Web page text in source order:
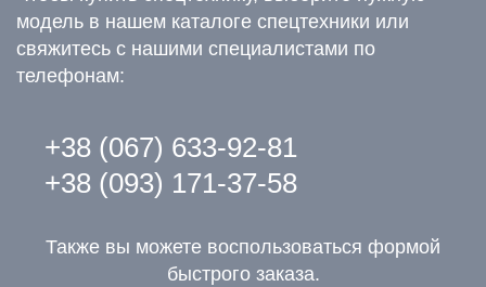
модель в нашем каталоге спецтехники или
свяжитесь с нашими специалистами по
телефонам:
+38 (067) 633-92-81
+38 (093) 171-37-58
Также вы можете воспользоваться формой
быстрого заказа.